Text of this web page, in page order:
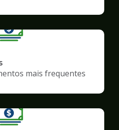
mais frequentes